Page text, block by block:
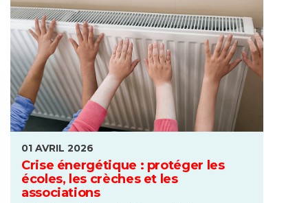
01 AVRIL 2026
Crise énergétique : protéger les
écoles, les crèches et les
associations